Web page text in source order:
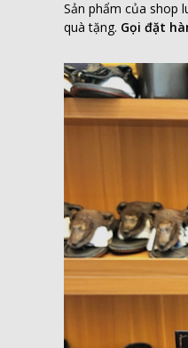
Sản phẩm của shop
quà tặng. Gọi đặt